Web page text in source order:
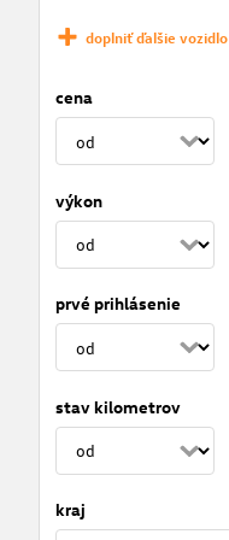
doplniť ďalšie vozidlo
cena
výkon
prvé prihlásenie
stav kilometrov
kraj